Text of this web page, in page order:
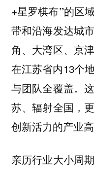
+星罗棋布”的区
带和沿海发达城
角、大湾区、京
在江苏省内13个
与团队全覆盖。
苏、辐射全国，
创新活力的产业高
亲历行业大小周